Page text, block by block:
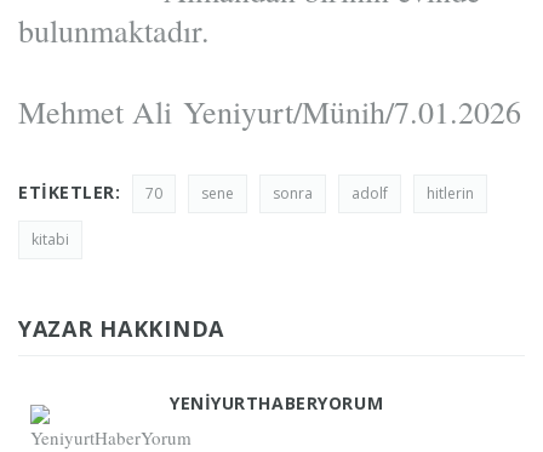
bulunmaktadır.
Mehmet Ali Yeniyurt/Münih/7.01.2026
ETIKETLER: 70 sene sonra adolf hitlerin
kitabi
YAZAR HAKKINDA
YENIYURTHABERYORUM